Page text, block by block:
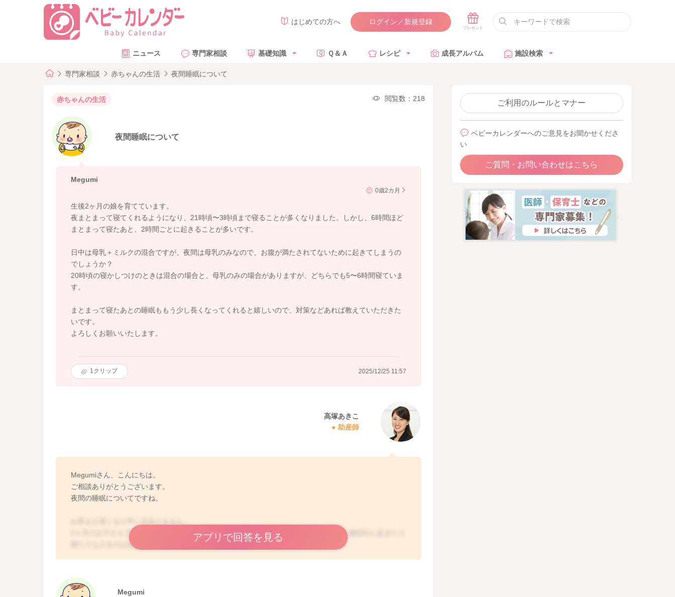
はじめての方へ ログイン／新規登録
ニュース 専門家相談 基礎知識 Ｑ＆Ａ レシピ 成長アルバム 施設検索
専門家相談 赤ちゃんの生活 夜間睡眠について
赤ちゃんの生活 閲覧数：218
夜間睡眠について
Megumi
0歳2カ月
生後2ヶ月の娘を育てています。
夜まとまって寝てくれるようになり、21時頃〜3時頃まで寝ることが多くなりました。しかし、6時間ほど
まとまって寝たあと、2時間ごとに起きることが多いです。
日中は母乳＋ミルクの混合ですが、夜間は母乳のみなので、お腹が満たされてないために起きてしまうの
でしょうか？
20時頃の寝かしつけのときは混合の場合と、母乳のみの場合がありますが、どちらでも5〜6時間寝ていま
す。
まとまって寝たあとの睡眠ももう少し長くなってくれると嬉しいので、対策などあれば教えていただきた
いです。
よろしくお願いいたします。
1クリップ 2025/12/25 11:57
高塚あきこ
助産師
Megumiさん、こんにちは。
ご相談ありがとうございます。
夜間の睡眠についてですね。
2ヶ月のお子さんですと、まだ昼夜逆転しているお子さんも多いと思います。ですので、細切れに起きたり
寝たりなさるのは自然と思いますよ。
てしまう可能性もあります。
お子さんによっては、あまりお腹が空いたアピールをなさらないお子さんも多いのですが、まだ胃の容量
アプリで回答を見る
Megumi
ご利用のルールとマナー
ベビーカレンダーへのご意見をお聞かせくださ
い
ご質問・お問い合わせはこちら